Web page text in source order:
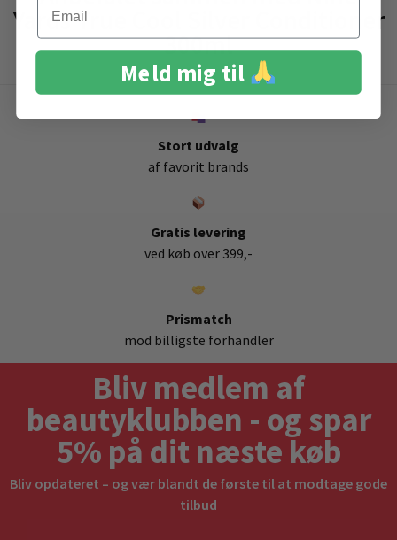
Yards True Cool Silver Conditioner
300ml
Stort udvalg
af favorit brands
Gratis levering
ved køb over 399,-
Prismatch
mod billigste forhandler
Bliv medlem af
beautyklubben - og spar
5% på dit næste køb
Bliv opdateret – og vær blandt de første til at modtage gode
tilbud
Meld mig til